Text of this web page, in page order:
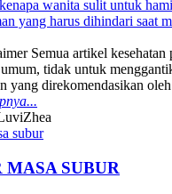
wanita sulit untuk
yang harus dihindari saat
Semua artikel kesehatan
tidak untuk
yang direkomendasikan
SUBUR